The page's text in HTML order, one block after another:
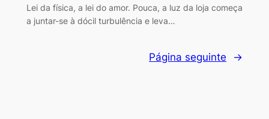
Lei da física, a lei do amor. Pouca, a luz da loja começa
a juntar-se à dócil turbulência e leva…
Página seguinte →